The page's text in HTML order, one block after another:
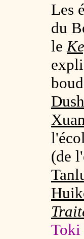
Les
du
le
(de
Toki